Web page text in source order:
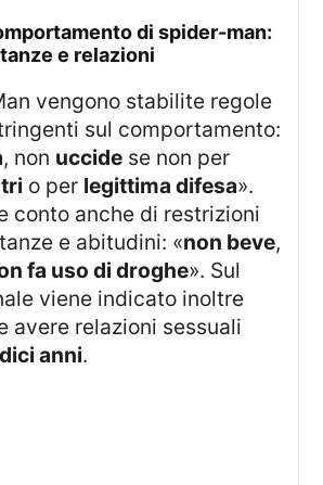
e relazioni
sul comportamento:
, non uccide se non per
o per legittima difesa».
conto anche di restrizioni
e abitudini: «non beve,
fa uso di droghe». Sul
viene indicato inoltre
avere relazioni sessuali
anni.